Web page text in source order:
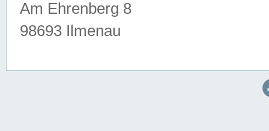
Am Ehrenberg 8
98693 Ilmenau